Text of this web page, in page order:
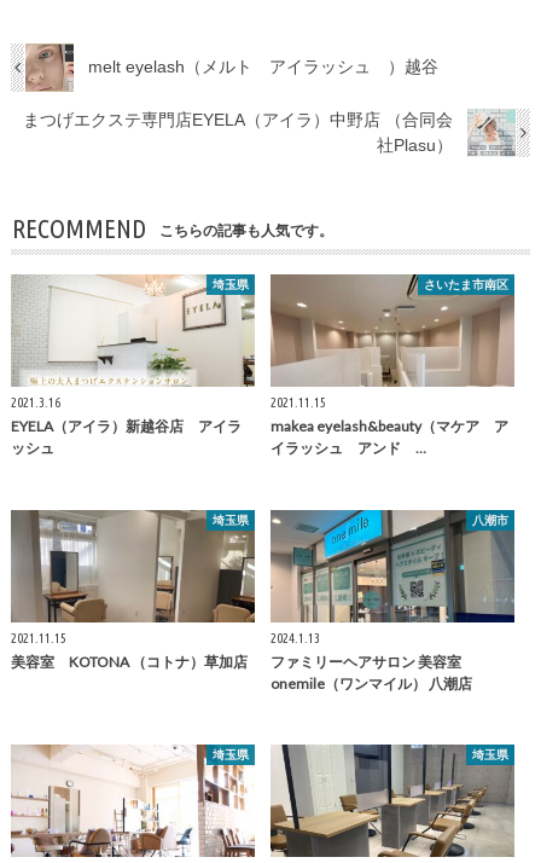
melt eyelash（メルト アイラッシュ ）越谷
まつげエクステ専門店EYELA（アイラ）中野店 （合同会
社Plasu）
RECOMMEND こちらの記事も人気です。
埼玉県
2021.3.16
EYELA（アイラ）新越谷店 アイラ
ッシュ
さいたま市南区
2021.11.15
makea eyelash&beauty（マケア ア
イラッシュ アンド …
埼玉県
2021.11.15
美容室 KOTONA （コトナ）草加店
八潮市
2024.1.13
ファミリーヘアサロン 美容室
onemile（ワンマイル） 八潮店
埼玉県 埼玉県